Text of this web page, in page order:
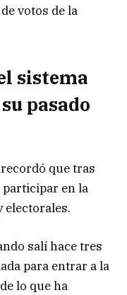
votos de la
sistema
pasado
que tras
en la
electorales.
salí hace tres
para entrar a la
lo que ha